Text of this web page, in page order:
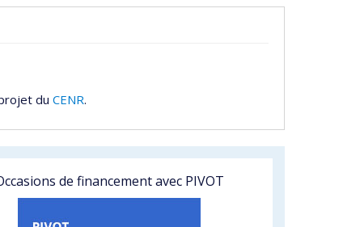
du CENR.
de financement avec PIVOT